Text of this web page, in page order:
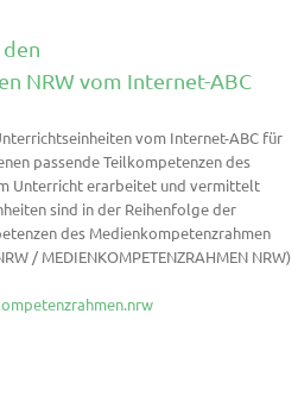
NRW vom Internet-ABC
vom Internet-ABC für
passende Teilkompetenzen des
Unterricht erarbeitet und vermittelt
sind in der Reihenfolge der
des Medienkompetenzrahmen
/ MEDIENKOMPETENZRAHMEN NRW)